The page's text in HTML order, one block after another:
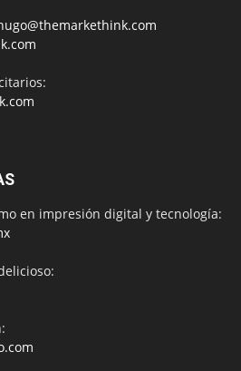
en impresión digital y tecnología: